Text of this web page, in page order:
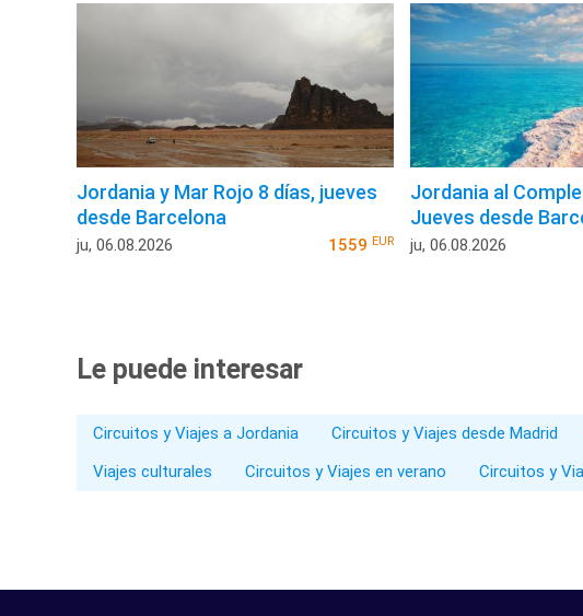
Jordania y Mar Rojo 8 días, jueves
desde Barcelona
ju, 06.08.2026 1559 EUR
Jordania al
Jueves desde
ju, 06.08.2026
Le puede interesar
Circuitos y Viajes a Jordania Circuitos y Viajes desde Madrid
Viajes culturales
Circuitos y Viajes en verano Circuitos y